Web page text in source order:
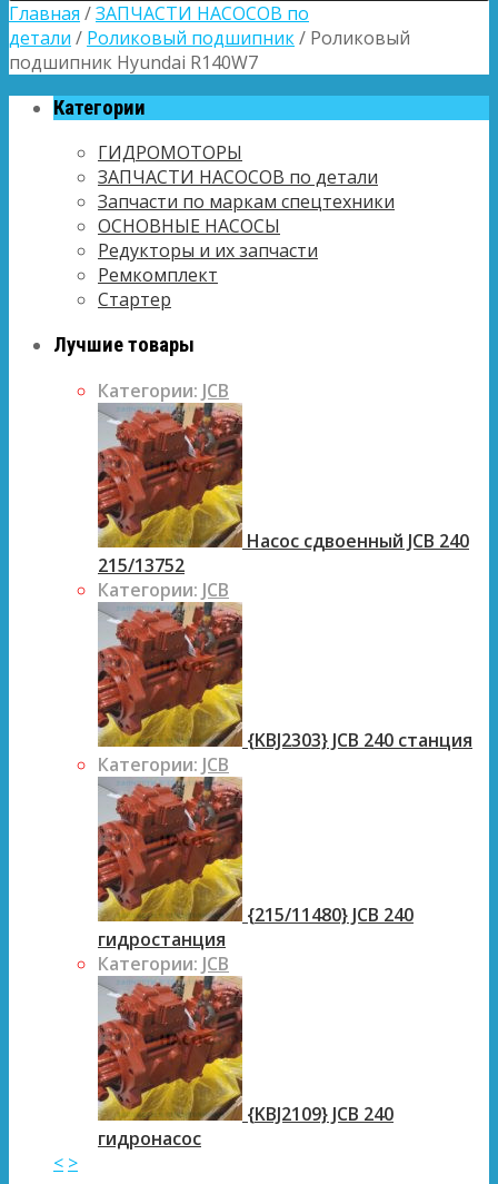
Главная /ЗАПЧАСТИ НАСОСОВ по
детали / Роликовый подшипник/ Роликовый
подшипник Hyundai R140W7
Категории
ГИДРОМОТОРЫ
ЗАПЧАСТИ НАСОСОВ по детали
Запчасти по маркам спецтехники
ОСНОВНЫЕ НАСОСЫ
Редукторы и их запчасти
Ремкомплект
Стартер
Лучшие товары
Категории: JCB
Насос сдвоенный JCB 240
215/13752
Категории: JCB
{KBJ2303} JCB 240 станция
Категории: JCB
{215/11480} JCB 240
гидростанция
Категории: JCB
{KBJ2109} JCB 240
гидронасос
< >